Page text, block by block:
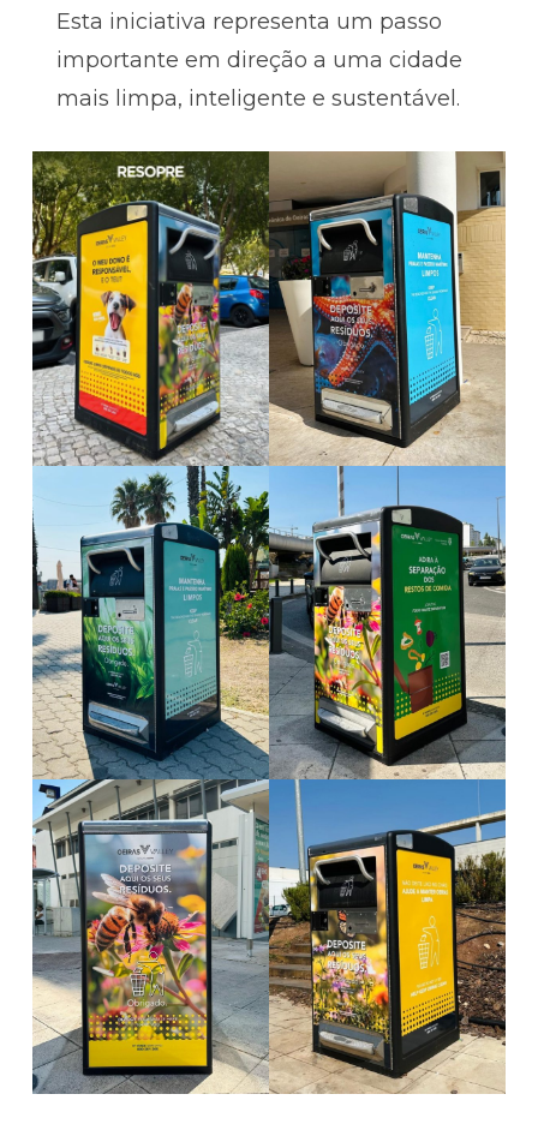
Esta iniciativa representa um passo
importante em direção a uma cidade
mais limpa, inteligente e sustentável.